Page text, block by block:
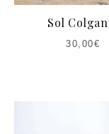
Sol
30,00€